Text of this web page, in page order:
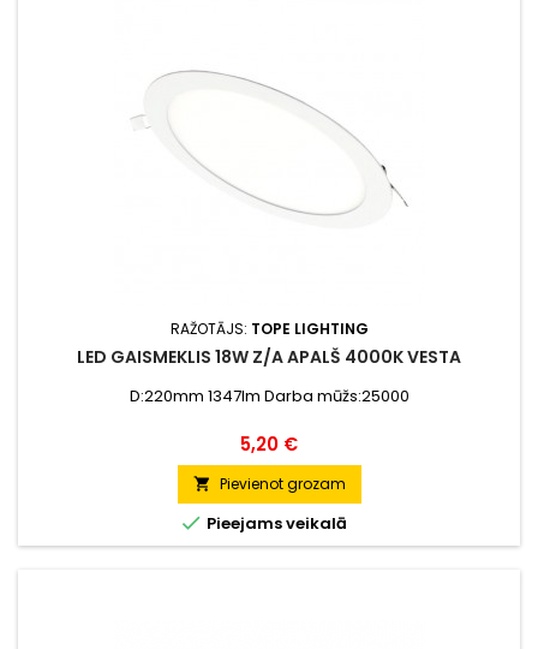
RAŽOTĀJS: TOPE LIGHTING
LED GAISMEKLIS 18W Z/A APALŠ 4000K VESTA
D:220mm 1347lm Darba mūžs:25000
Cena
5,20 €
 Pievienot grozam
 Pieejams veikalā